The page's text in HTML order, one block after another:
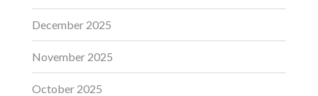
December 2025
November 2025
October 2025